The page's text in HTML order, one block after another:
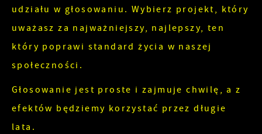
udziału w głosowaniu. Wybierz projekt, który
uważasz za najważniejszy, najlepszy, ten
który poprawi standard życia w naszej
społeczności.
Głosowanie jest proste i zajmuje chwilę, a z
efektów będziemy korzystać przez długie
lata.
te działają w charakterze pośredników
prezentujących nasze treści w postaci
wiadomości, ofert, komunikatów mediów
społecznościowych.